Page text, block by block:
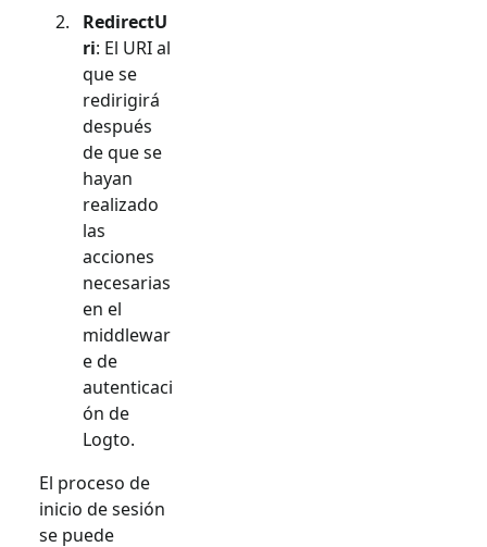
RedirectU
ri: El URI al
que se
redirigirá
después
de que se
hayan
realizado
las
acciones
necesarias
en el
middlewar
e de
autenticaci
ón de
Logto.
El proceso de
inicio de sesión
se puede